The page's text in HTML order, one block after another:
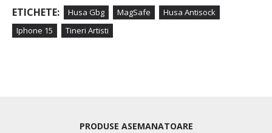
ETICHETE: Husa Gbg MagSafe
Husa Antisock
Iphone 15
Tineri Artisti
PRODUSE ASEMANATOARE